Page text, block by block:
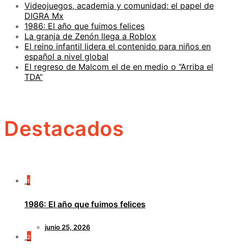
Videojuegos, academia y comunidad: el papel de
DIGRA Mx
1986: El año que fuimos felices
La granja de Zenón llega a Roblox
El reino infantil lidera el contenido para niños en
español a nivel global
El regreso de Malcom el de en medio o “Arriba el
TDA”
Destacados
1
1986: El año que fuimos felices
junio 25, 2026
2